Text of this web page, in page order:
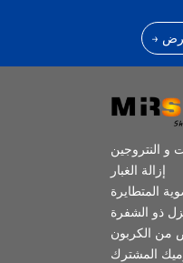
→
و النتروجين
إزالة الغبار
المتطايرة
ذو الشفرة
من الكربون
المشترك